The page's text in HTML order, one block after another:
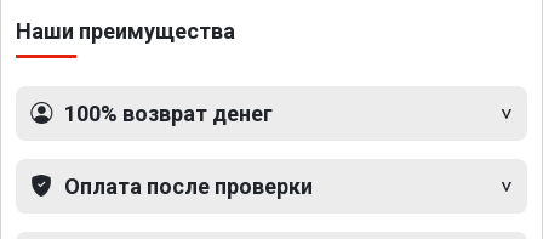
Наши преимущества
100% возврат денег
Оплата после проверки